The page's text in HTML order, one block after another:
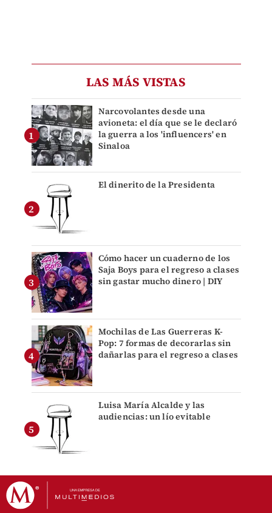
LAS MÁS VISTAS
Narcovolantes desde una
avioneta: el día que se le declaró
la guerra a los 'influencers' en
Sinaloa
El dinerito de la Presidenta
Cómo hacer un cuaderno de los
Saja Boys para el regreso a clases
sin gastar mucho dinero | DIY
Mochilas de Las Guerreras K-
Pop: 7 formas de decorarlas sin
dañarlas para el regreso a clases
Luisa María Alcalde y las
audiencias: un lío evitable